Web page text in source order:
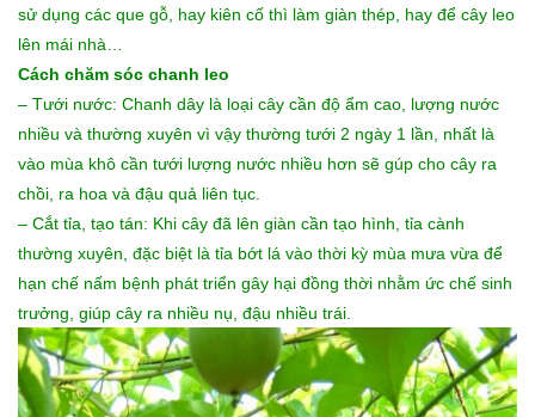
sử dụng các que gỗ, hay kiên cố thì làm giàn thép, hay để cây leo
lên mái nhà…
Cách chăm sóc chanh leo
– Tưới nước: Chanh dây là loại cây cần độ ẩm cao, lượng nước
nhiều và thường xuyên vì vậy thường tưới 2 ngày 1 lần, nhất là
vào mùa khô cần tưới lượng nước nhiều hơn sẽ gúp cho cây ra
chồi, ra hoa và đậu quả liên tục.
– Cắt tỉa, tạo tán: Khi cây đã lên giàn cần tạo hình, tỉa cành
thường xuyên, đặc biệt là tỉa bớt lá vào thời kỳ mùa mưa vừa để
hạn chế nấm bệnh phát triển gây hại đồng thời nhằm ức chế sinh
trưởng, giúp cây ra nhiều nụ, đậu nhiều trái.